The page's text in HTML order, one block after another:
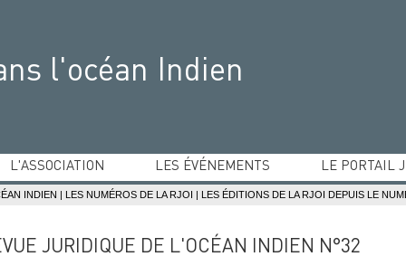
l'océan Indien
L'ASSOCIATION
Equipe dirigeante
Partenaires
LES ÉVÉNEMENTS
Ateliers du droit de l'océan Indien
Concours de mémoires de l'océan Indien
LE PORTAIL
Pays de l'océan
INDIEN | LES NUMÉROS DE LA RJOI | LES ÉDITIONS DE LA RJOI DEPUIS LE
JURIDIQUE DE L'OCÉAN INDIEN N°32